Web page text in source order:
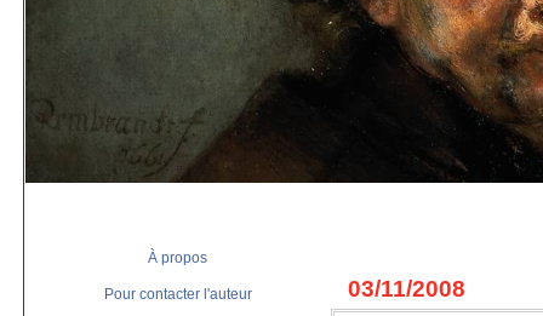
À propos
Pour contacter l'auteur 03/11/2008